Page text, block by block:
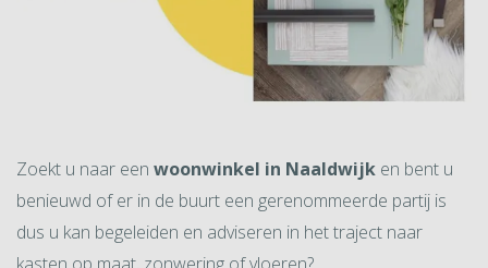
Zoekt u naar een woonwinkel in Naaldwijk en bent u
benieuwd of er in de buurt een gerenommeerde partij is
dus u kan begeleiden en adviseren in het traject naar
kasten op maat, zonwering of vloeren?